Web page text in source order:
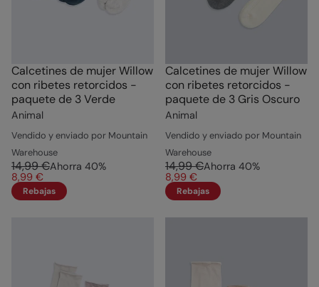
Calcetines de mujer Willow
con ribetes retorcidos -
paquete de 3 Verde
Animal
Vendido y enviado por Mountain
Warehouse
14,99 €Ahorra 40%
8,99 €
Rebajas
Calcetines de mujer Willow
con ribetes retorcidos -
paquete de 3 Gris Oscuro
Animal
Vendido y enviado por Mountain
Warehouse
14,99 €Ahorra 40%
8,99 €
Rebajas